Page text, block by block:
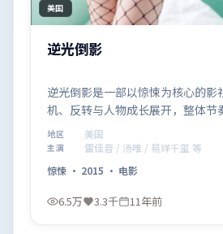
美国
逆光倒影
逆光倒影是一部以惊悚为核心的影
机、反转与人物成长展开，整体节
观看。
地区 美国
主演
雷佳音 / 汤唯 / 易烊千玺 等
惊悚 · 2015 · 电影
6.5万 3.3千 11年前